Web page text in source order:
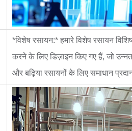
*विशेष रसायन:* हमारे विशेष रसायन
करने के लिए डिज़ाइन किए गए हैं, जो उन्नत
और बढ़िया रसायनों के लिए समाधान